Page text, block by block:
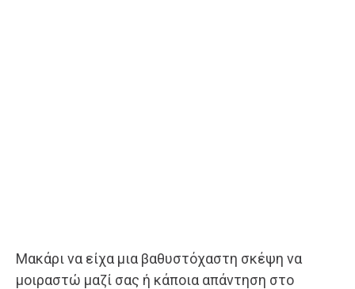
Μακάρι να είχα μια βαθυστόχαστη σκέψη να
μοιραστώ μαζί σας ή κάποια απάντηση στο